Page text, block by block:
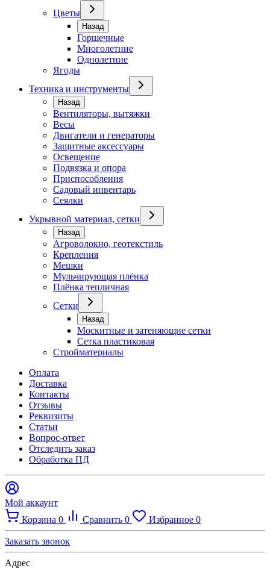
Цветы
Назад
Горшечные
Многолетние
Однолетние
Ягоды
Техника и инструменты
Назад
Вентиляторы, вытяжки
Весы
Двигатели и генераторы
Защитные аксессуары
Освещение
Подвязка и опора
Приспособления
Садовый инвентарь
Сеялки
Укрывной материал, сетки
Назад
Агроволокно, геотекстиль
Крепления
Мешки
Мульчирующая плёнка
Плёнка тепличная
Сетки
Назад
Москитные и затеняющие сетки
Сетка пластиковая
Стройматериалы
Оплата
Доставка
Контакты
Отзывы
Реквизиты
Статьи
Вопрос-ответ
Отследить заказ
Обработка ПД
Мой аккаунт
Корзина 0 Сравнить 0 Избранное 0
Заказать звонок
Адрес